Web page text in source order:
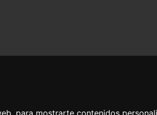
para mostrarte contenidos